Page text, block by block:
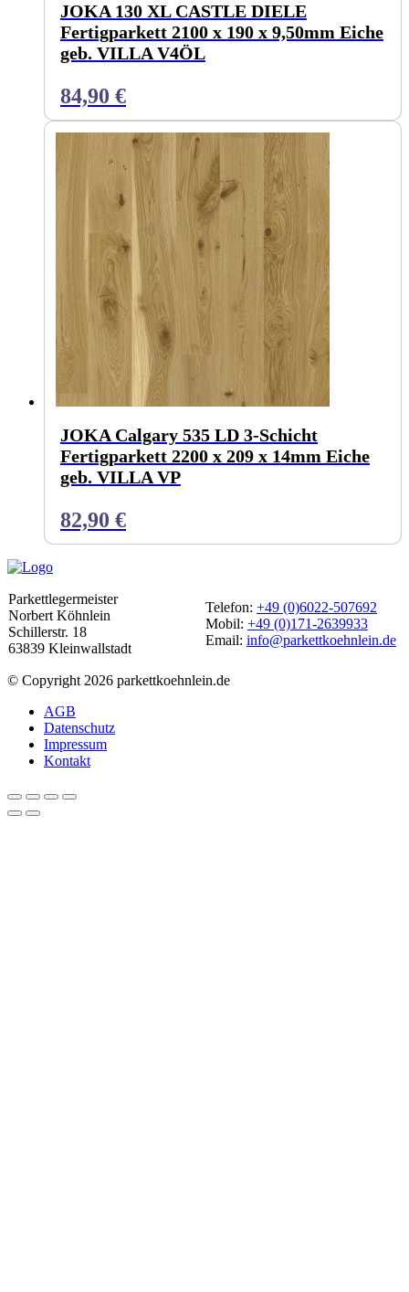
JOKA 130 XL CASTLE DIELE
Fertigparkett 2100 x 190 x 9,50mm Eiche
geb. VILLA V4ÖL
84,90 €
JOKA Calgary 535 LD 3-Schicht
Fertigparkett 2200 x 209 x 14mm Eiche
geb. VILLA VP
82,90 €
Parkettlegermeister
Norbert Köhnlein
Schillerstr. 18
63839 Kleinwallstadt
Telefon: +49 (0)6022-507692
Mobil: +49 (0)171-2639933
Email: info@parkettkoehnlein.de
© Copyright 2026 parkettkoehnlein.de
AGB
Datenschutz
Impressum
Kontakt